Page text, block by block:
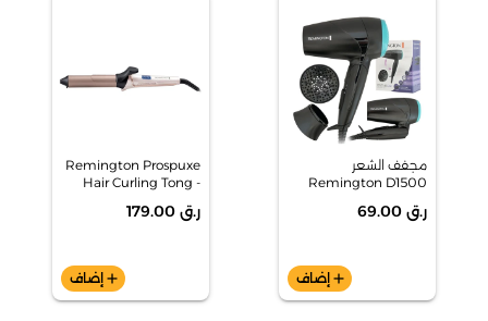
مجفف الشعر
Remington D1500
ر.ق 69.00
add إضاف
Remington Prospuxe
Hair Curling Tong -
ر.ق 179.00
add إضاف